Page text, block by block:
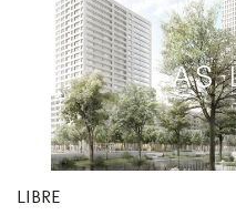
LIBRE